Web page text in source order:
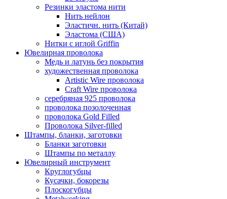
Резинки эластома нити
Нить нейлон
Эластичн. нить (Китай)
Эластома (США)
Нитки с иглой Griffin
Ювелирная проволока
Медь и латунь без покрытия
художественная проволока
Artistic Wire проволока
Craft Wire проволока
серебряная 925 проволока
проволока позолоченная
проволока Gold Filled
Проволока Silver-filled
Штампы, бланки, заготовки
Бланки заготовки
Штампы по металлу
Ювелирный инструмент
Круглогубцы
Кусачки, бокорезы
Плоскогубцы